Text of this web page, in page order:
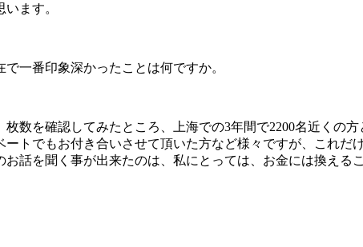
ます。
一番印象深かったことは何ですか。
数を確認してみたところ、上海での3年間で2200名近くの方
トでもお付き合いさせて頂いた方など様々ですが、これだ
話を聞く事が出来たのは、私にとっては、お金には換える